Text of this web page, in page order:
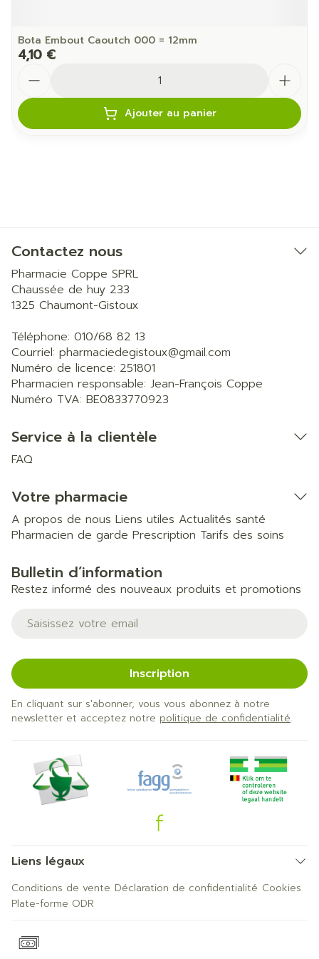
Bota Embout Caoutch 000 = 12mm
4,10 €
Ajouter au panier
Contactez nous
Pharmacie Coppe SPRL
Chaussée de huy 233
1325 Chaumont-Gistoux
Téléphone: 010/68 82 13
Courriel: pharmaciedegistoux@gmail.com
Numéro de licence: 251801
Pharmacien responsable: Jean-François Coppe
Numéro TVA: BE0833770923
Service à la clientèle
FAQ
Votre pharmacie
A propos de nous Liens utiles Actualités santé
Pharmacien de garde Prescription Tarifs des soins
Bulletin d’information
Restez informé des nouveaux produits et promotions
Adresse mail
Inscription
En cliquant sur s'abonner, vous vous abonnez à notre
newsletter et acceptez notre politique de confidentialité.
Liens légaux
Conditions de vente Déclaration de confidentialité Cookies
Plate-forme ODR